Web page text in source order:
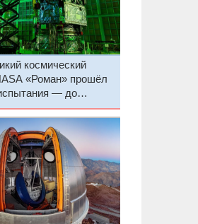
космический
«Роман» прошёл
— до
пяти месяцев